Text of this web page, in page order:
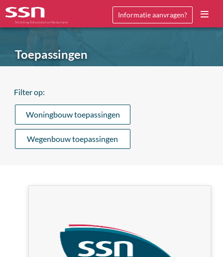
Stichting Schuimbeton Nederland
Informatie aanvragen?
Toepassingen
Filter op:
Woningbouw toepassingen
Wegenbouw toepassingen